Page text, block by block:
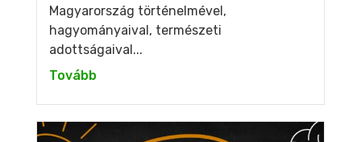
Magyarország történelmével,
hagyományaival, természeti
adottságaival...
Tovább